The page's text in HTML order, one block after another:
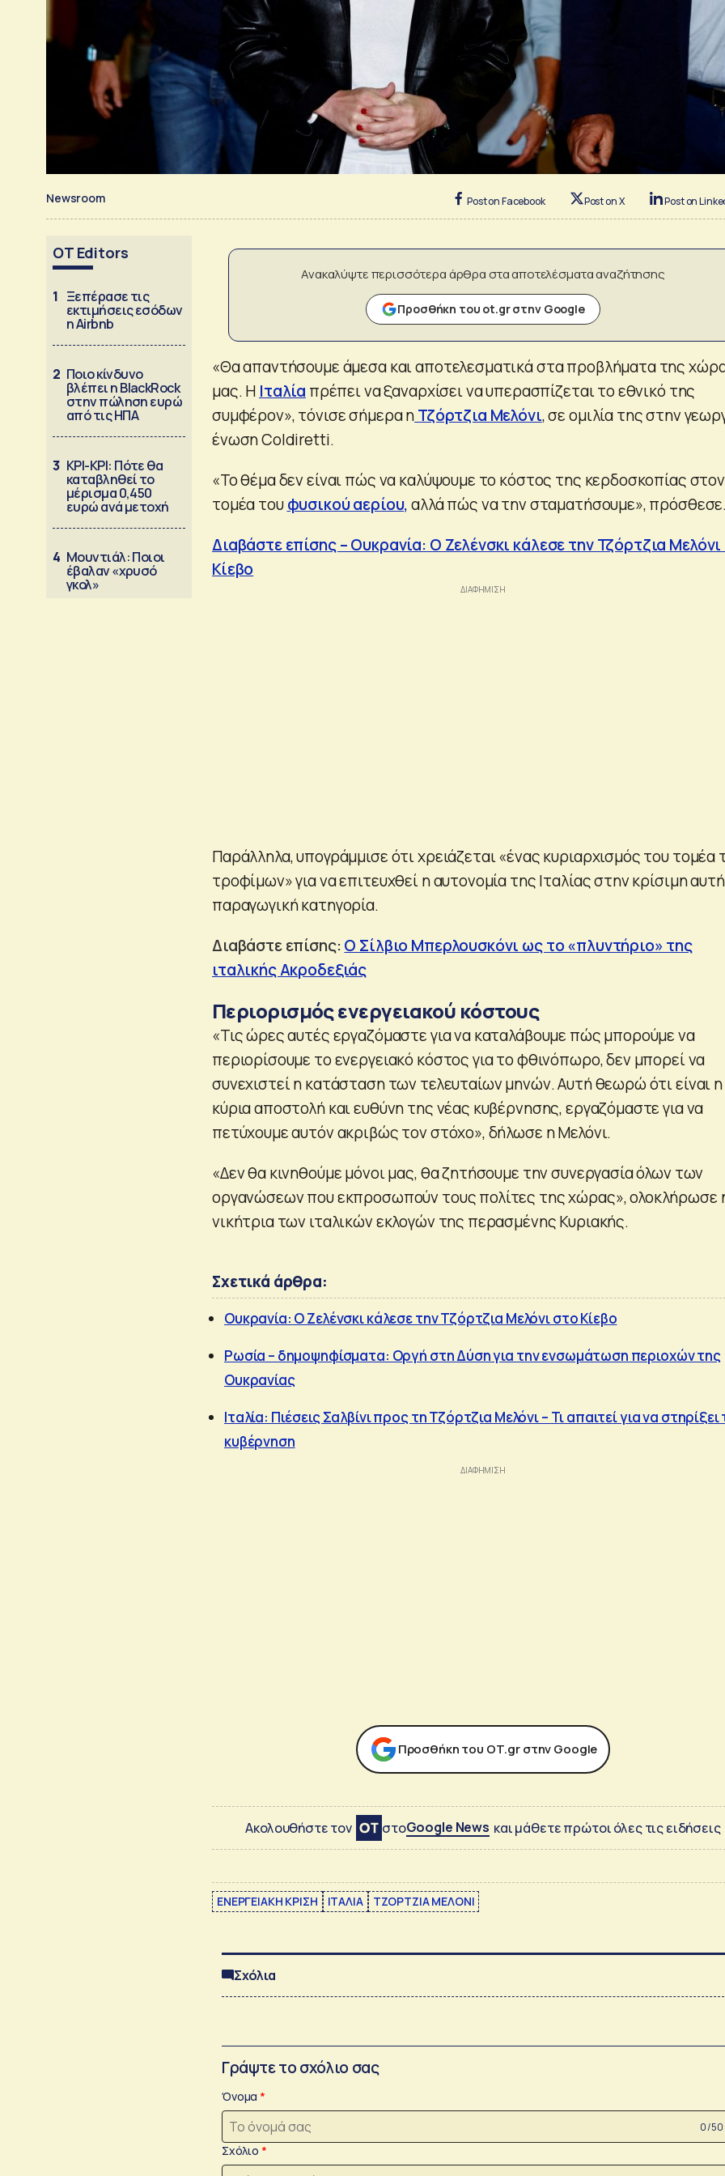
Newsroom Post on Facebook Post on X Post on
OT Editors
1 Ξεπέρασε τις
εκτιμήσεις εσόδων
η Airbnb
2 Ποιο κίνδυνο
βλέπει η BlackRock
στην πώληση ευρώ
από τις ΗΠΑ
3 ΚΡΙ-ΚΡΙ: Πότε θα
καταβληθεί το
μέρισμα 0,450
ευρώ ανά μετοχή
4 Μουντιάλ: Ποιοι
έβαλαν «χρυσό
γκολ»
Ανακαλύψτε περισσότερα άρθρα στα αποτελέσματα αναζήτησης
Προσθήκη του ot.gr στην Google
«Θα απαντήσουμε άμεσα και αποτελεσματικά στα προβλήματα της
μας. Η Ιταλία πρέπει να ξαναρχίσει να υπερασπίζεται το εθνικό της
συμφέρον», τόνισε σήμερα ηΤζόρτζια Μελόνι, σε ομιλία της στην
ένωση Coldiretti.
«Το θέμα δεν είναι πώς να καλύψουμε το κόστος της κερδοσκοπίας στον
τομέα τουφυσικού αερίου,αλλά πώς να την σταματήσουμε»,
Διαβάστε επίσης – Ουκρανία: O Ζελένσκι κάλεσε την Τζόρτζια
Κίεβο
Παράλληλα, υπογράμμισε ότι χρειάζεται «ένας κυριαρχισμός του τομέα
τροφίμων» για να επιτευχθεί η αυτονομία της Ιταλίας στην κρίσιμη αυτή
παραγωγική κατηγορία.
Διαβάστε επίσης: Ο Σίλβιο Μπερλουσκόνι ως το «πλυντήριο» της
ιταλικής Ακροδεξιάς
Περιορισμός ενεργειακού κόστους
«Τις ώρες αυτές εργαζόμαστε για να καταλάβουμε πώς μπορούμε να
περιορίσουμε το ενεργειακό κόστος για το φθινόπωρο, δεν μπορεί να
συνεχιστεί η κατάσταση των τελευταίων μηνών. Αυτή θεωρώ ότι είναι η
κύρια αποστολή και ευθύνη της νέας κυβέρνησης, εργαζόμαστε για να
πετύχουμε αυτόν ακριβώς τον στόχο», δήλωσε η Μελόνι.
«Δεν θα κινηθούμε μόνοι μας, θα ζητήσουμε την συνεργασία όλων των
οργανώσεων που εκπροσωπούν τους πολίτες της χώρας», ολοκλήρωσε
νικήτρια των ιταλικών εκλογών της περασμένης Κυριακής.
Σχετικά άρθρα:
Ουκρανία: O Ζελένσκι κάλεσε την Τζόρτζια Μελόνι στο Κίεβο
Ρωσία – δημοψηφίσματα: Οργή στη Δύση για την ενσωμάτωση περιοχών της
Ουκρανίας
Ιταλία: Πιέσεις Σαλβίνι προς τη Τζόρτζια Μελόνι – Τι απαιτεί για να στηρίξει
κυβέρνηση
Προσθήκη του ΟΤ.gr στην Google
Ακολουθήστε τον στοGoogle News και μάθετε πρώτοι όλες τις ειδήσεις
ΕΝΕΡΓΕΙΑΚΗ ΚΡΙΣΗ ΙΤΑΛΙΑ ΤΖΟΡΤΖΙΑ ΜΕΛΟΝΙ
Σχόλια
Γράψτε το σχόλιο σας
Όνομα
0 /50
Σχόλιο